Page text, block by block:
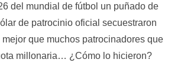
del mundial de fútbol un puñado de
de patrocinio oficial secuestraron
mejor que muchos patrocinadores que
millonaria… ¿Cómo lo hicieron?